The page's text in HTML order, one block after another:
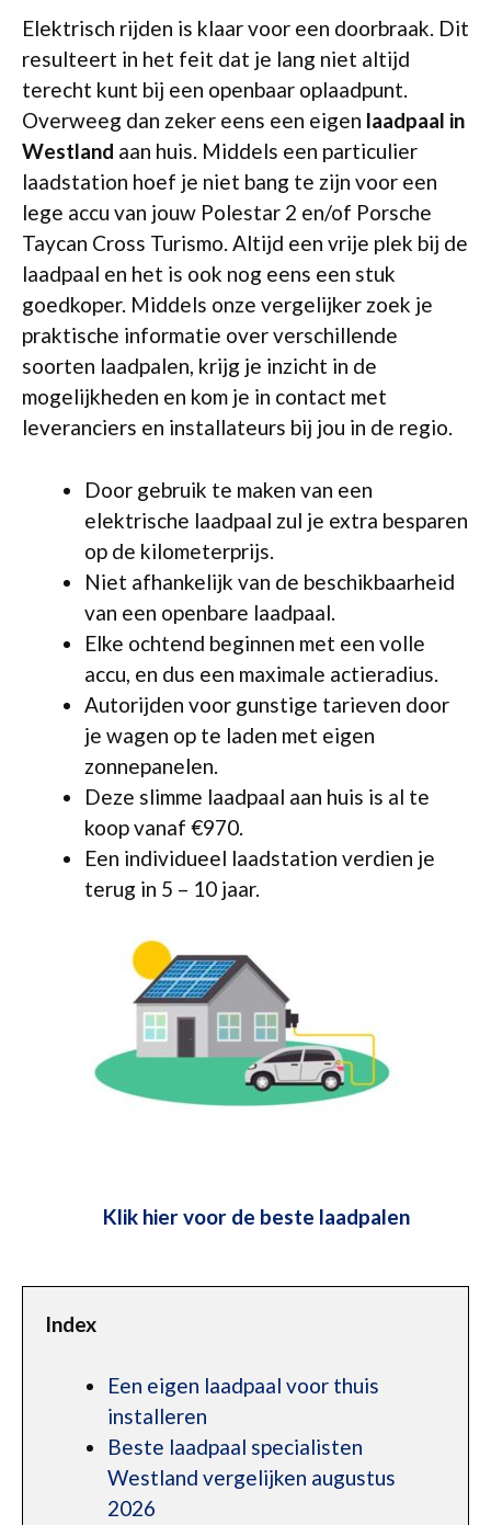
Elektrisch rijden is klaar voor een doorbraak. Dit
resulteert in het feit dat je lang niet altijd
terecht kunt bij een openbaar oplaadpunt.
Overweeg dan zeker eens een eigen laadpaal in
Westland aan huis. Middels een particulier
laadstation hoef je niet bang te zijn voor een
lege accu van jouw Polestar 2 en/of Porsche
Taycan Cross Turismo. Altijd een vrije plek bij de
laadpaal en het is ook nog eens een stuk
goedkoper. Middels onze vergelijker zoek je
praktische informatie over verschillende
soorten laadpalen, krijg je inzicht in de
mogelijkheden en kom je in contact met
leveranciers en installateurs bij jou in de regio.
Door gebruik te maken van een
elektrische laadpaal zul je extra besparen
op de kilometerprijs.
Niet afhankelijk van de beschikbaarheid
van een openbare laadpaal.
Elke ochtend beginnen met een volle
accu, en dus een maximale actieradius.
Autorijden voor gunstige tarieven door
je wagen op te laden met eigen
zonnepanelen.
Deze slimme laadpaal aan huis is al te
koop vanaf €970.
Een individueel laadstation verdien je
terug in 5 – 10 jaar.
Klik hier voor de beste laadpalen
Index
Een eigen laadpaal voor thuis
installeren
Beste laadpaal specialisten
Westland vergelijken augustus
2026